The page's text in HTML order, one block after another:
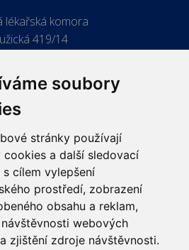
soubory
stránky používají
cookies a další sledovací
s cílem vylepšení
prostředí, zobrazení
obsahu a reklam,
webových
zjištění zdroje návštěvnosti.
lékařská komora
419/14
ODKAZY
LÉKAŘE
VEŘEJNOST